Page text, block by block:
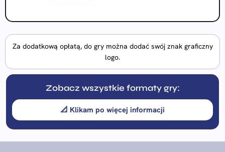
Za dodatkową opłatą, do gry można dodać swój znak graficzny
logo.
Zobacz wszystkie formaty gry:
📐 Klikam po więcej informacji